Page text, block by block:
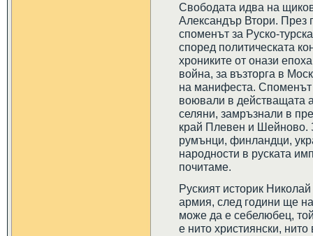
Свободата идва на
Александър Втори. През
споменът за Руско-
според политическата
хрониките от онази
война, за възторга в
на манифеста. Споменът
воювали в действащата
селяни, замръзнали в
край Плевен и Шейново.
румънци, финландци,
народности в руската
почитаме.
Руският историк
армия, след години ще
може да е себелюбец,
е нито християнски, нито